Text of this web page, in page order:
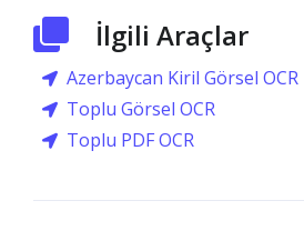
İlgili Araçlar
Azerbaycan Kiril Görsel OCR
Toplu Görsel OCR
Toplu PDF OCR